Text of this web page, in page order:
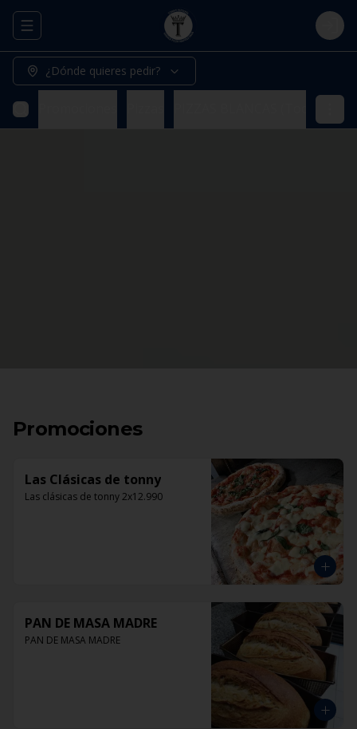
Abrir menu de navegación Login
¿Dónde quieres pedir?
Promociones
Las Clásicas de tonny
Las clásicas de tonny 2x12.990
PAN DE MASA MADRE
PAN DE MASA MADRE